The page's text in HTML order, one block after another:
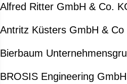
Alfred Ritter GmbH & Co.
Antritz Küsters GmbH & Co
Bierbaum
BROSIS Engineering GmbH